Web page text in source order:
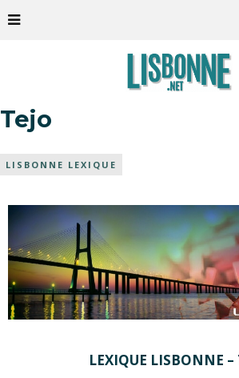
Tejo
LISBONNE LEXIQUE
LEXIQUE LISBONNE –